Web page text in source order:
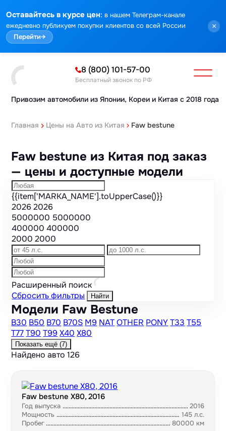
Оставайтесь в курсе цен: в нашем Телеграм-канале
ежедневно публикуем покупки клиентов со всей России
Перейти→
×
Привозим автомобили из Японии, Кореи и Китая с 2018 года
8 (800) 101-57-00
Бесплатный звонок по РФ
Главная Цены на Авто из Китая Faw bestune
Faw bestune из Китая под заказ
— цены и доступные модели
{{item['MARKA_NAME'].toUpperCase()}}
20262026
5000000 5000000
400000400000
20002000
Расширенный поиск
Сбросить фильтры
Найти
Модели Faw Bestune
B30 B50 B70 B70S M9 NAT OTHER PONY T33 T55
T77 T90 T99 X40 X80
Показать ещё (7)
Найдено авто126
Faw bestune X80, 2016
Год выпуска
2016
Мощность
145 л.с.
Пробег
80000 км